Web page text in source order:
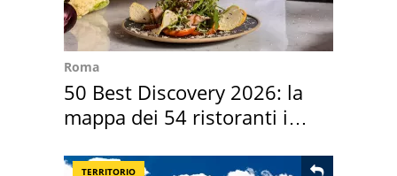
Roma
50 Best Discovery 2026: la
mappa dei 54 ristoranti in
TERRITORIO